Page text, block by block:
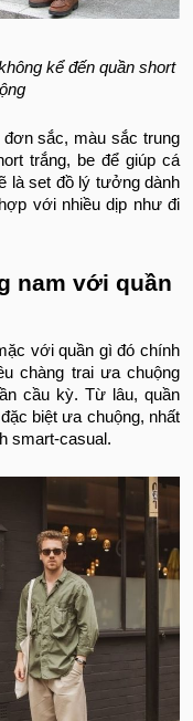
kể đến quần short
sắc, màu sắc trung
trắng, be để giúp cá
là set đồ lý tưởng dành
với nhiều dịp như đi
nam với quần
với quần gì đó chính
chàng trai ưa chuộng
cầu kỳ. Từ lâu, quần
biệt ưa chuộng, nhất
smart-casual.